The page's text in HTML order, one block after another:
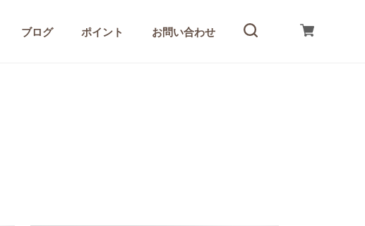
ブログ ポイント お問い合わせ